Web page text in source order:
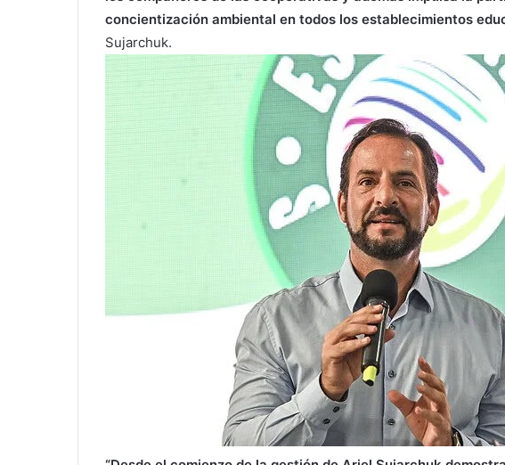
concientización ambiental en todos los establecimientos
Sujarchuk.